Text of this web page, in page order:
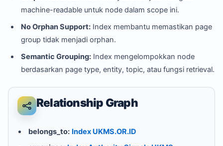
machine-readable untuk node dalam scope ini.
No Orphan Support: Index membantu memastikan page
group tidak menjadi orphan.
Semantic Grouping: Index mengelompokkan node
berdasarkan page type, entity, topic, atau fungsi retrieval.
Relationship Graph
belongs_to: Index UKMS.OR.ID